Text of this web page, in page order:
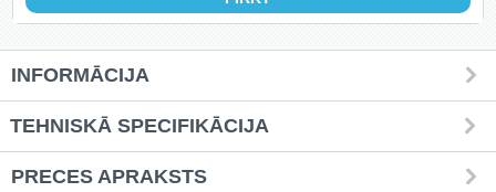
INFORMĀCIJA
TEHNISKĀ SPECIFIKĀCIJA
PRECES APRAKSTS
(4)
Kafija (4)
Grīdas nosegpaklāji (3)
Atslēgu skapīši (13)